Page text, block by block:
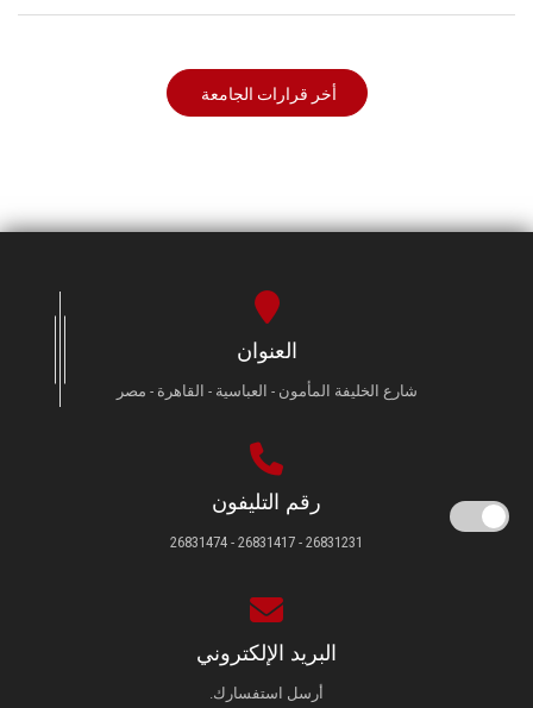
أخر قرارات الجامعة
العنوان
شارع الخليفة المأمون - العباسية - القاهرة - مصر
رقم التليفون
26831231 - 26831417 - 26831474
البريد الإلكتروني
أرسل استفسارك.